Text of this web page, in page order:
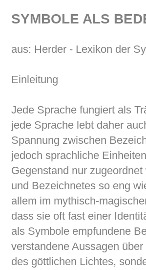
SYMBOLE ALS
aus: Herder - Lexikon der
Einleitung
Jede Sprache fungiert als
jede Sprache lebt daher
Spannung zwischen
jedoch sprachliche
Gegenstand nur
und Bezeichnetes so eng
allem im mythisch-
dass sie oft fast einer
als Symbole empfundene
verstandene Aussagen
des göttlichen Lichtes,